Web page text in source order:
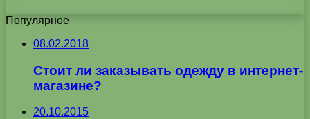
Популярное
08.02.2018
Стоит ли заказывать одежду в интернет-
магазине?
20.10.2015